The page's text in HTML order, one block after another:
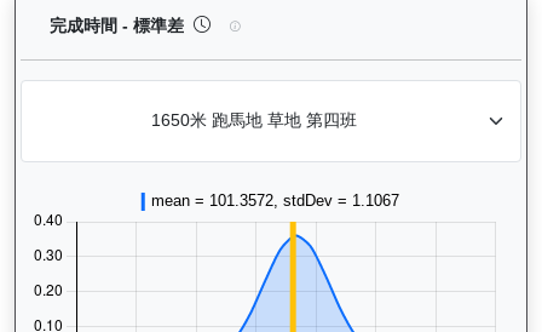
完成時間 - 標準差 健康之星（G374）— 完成時間標準差